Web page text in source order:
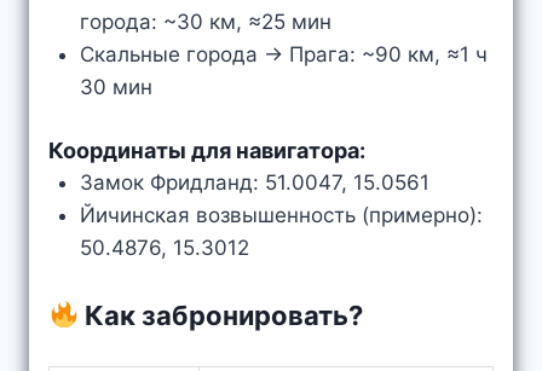
города: ~30 км, ≈25 мин
Скальные города → Прага: ~90 км, ≈1 ч
30 мин
Координаты для навигатора:
Замок Фридланд: 51.0047, 15.0561
Йичинская возвышенность (примерно):
50.4876, 15.3012
Как забронировать?